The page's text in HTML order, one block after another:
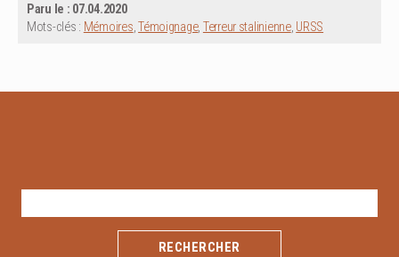
Paru le : 07.04.2020
Mots-clés : Mémoires,Témoignage, Terreur stalinienne, URSS